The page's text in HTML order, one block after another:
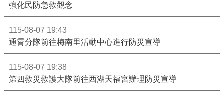
強化民防急救觀念
115-08-07 19:43
通霄分隊前往梅南里活動中心進行防災宣導
115-08-07 19:38
第四救災救護大隊前往西湖天福宮辦理防災宣導